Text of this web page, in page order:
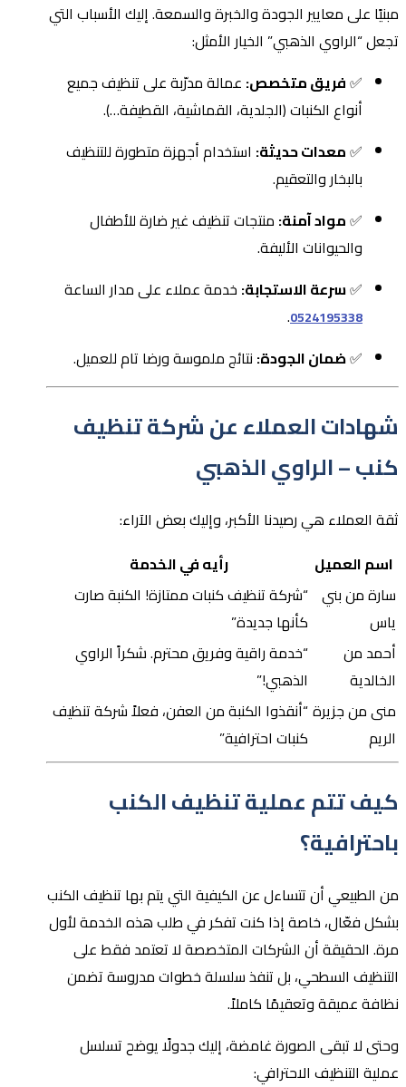
مبنيًا على معايير الجودة والخبرة والسمعة. إليك الأسباب التي
تجعل “الراوي الذهبي” الخيار الأمثل:
✅فريق متخصص: عمالة مدرّبة على تنظيف جميع
أنواع الكنبات (الجلدية، القماشية، القطيفة…).
✅معدات حديثة: استخدام أجهزة متطورة للتنظيف
بالبخار والتعقيم.
✅مواد آمنة: منتجات تنظيف غير ضارة للأطفال
والحيوانات الأليفة.
✅سرعة الاستجابة: خدمة عملاء على مدار الساعة
0524195338
.
✅ضمان الجودة: نتائج ملموسة ورضا تام للعميل.
شهادات العملاء عن شركة تنظيف
كنب – الراوي الذهبي
ثقة العملاء هي رصيدنا الأكبر، وإليك بعض الآراء:
اسم العميل
رأيه في الخدمة
سارة من بني
ياس
“شركة تنظيف كنبات ممتازة! الكنبة صارت
كأنها جديدة”
أحمد من
الخالدية
“خدمة راقية وفريق محترم. شكراً الراوي
الذهبي!”
منى من جزيرة
الريم
“أنقذوا الكنبة من العفن، فعلاً شركة تنظيف
كنبات احترافية”
كيف تتم عملية تنظيف الكنب
باحترافية؟
من الطبيعي أن تتساءل عن الكيفية التي يتم بها تنظيف الكنب
بشكل فعّال، خاصة إذا كنت تفكر في طلب هذه الخدمة لأول
مرة. الحقيقة أن الشركات المتخصصة لا تعتمد فقط على
التنظيف السطحي، بل تنفذ سلسلة خطوات مدروسة تضمن
نظافة عميقة وتعقيمًا كاملاً.
وحتى لا تبقى الصورة غامضة، إليك جدولًا يوضح تسلسل
عملية التنظيف الاحترافي: